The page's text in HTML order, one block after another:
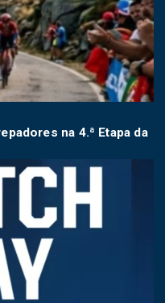
na 4.ª Etapa da